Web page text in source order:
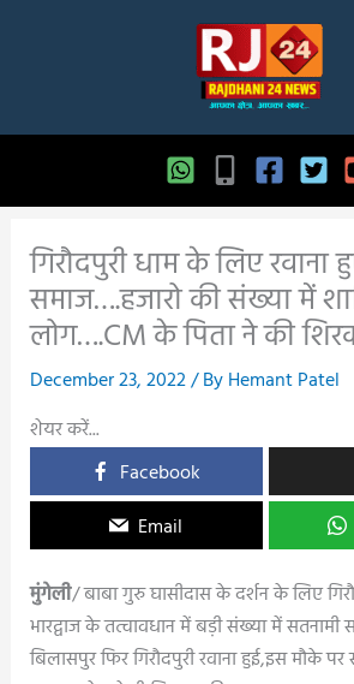
गिरौदपुरी धाम के लिए रवाना
समाज….हजारो की संख्या में
लोग….CM के पिता ने की
December 23, 2022/ ByHemant Patel
शेयर करें...
Facebook
Email
मुंगेली/ बाबा गुरु घासीदास के दर्शन के लिए
भारद्वाज के तत्वावधान में बड़ी संख्या में
बिलासपुर फिर गिरौदपुरी रवाना हुई,इस मौके